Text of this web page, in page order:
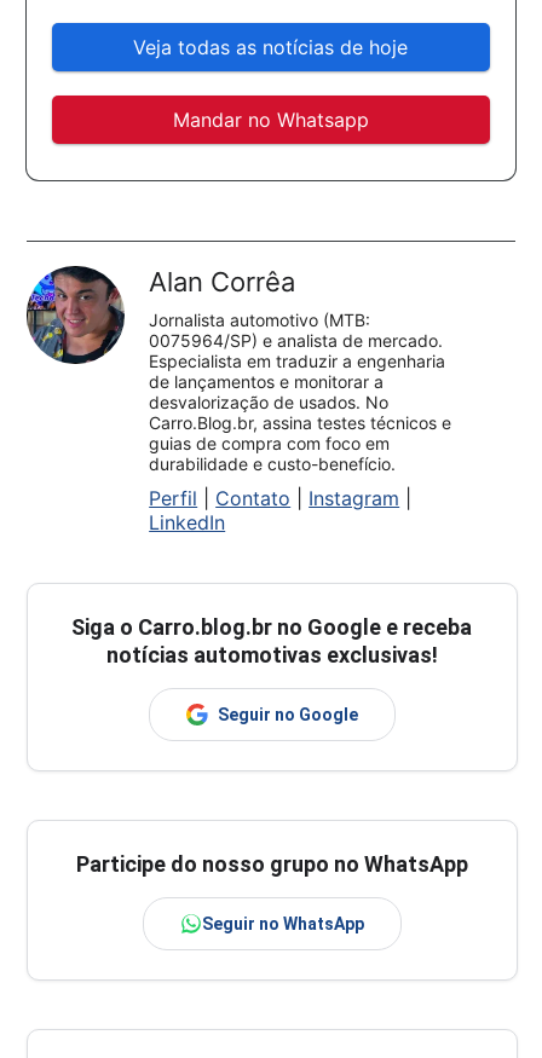
Veja todas as notícias de hoje
Mandar no Whatsapp
Alan Corrêa
Jornalista automotivo (MTB:
0075964/SP) e analista de mercado.
Especialista em traduzir a engenharia
de lançamentos e monitorar a
desvalorização de usados. No
Carro.Blog.br, assina testes técnicos e
guias de compra com foco em
durabilidade e custo-benefício.
Perfil Contato Instagram
LinkedIn
Siga o Carro.blog.br no Google e receba
notícias automotivas exclusivas!
Seguir no Google
Participe do nosso grupo no WhatsApp
Seguir no WhatsApp